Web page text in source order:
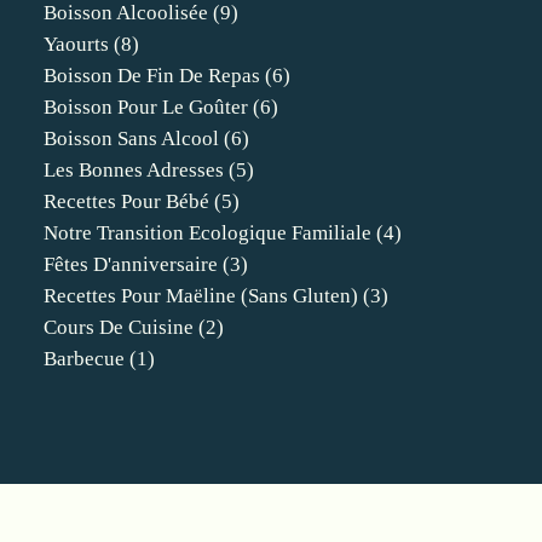
Boisson Alcoolisée (9)
Yaourts (8)
Boisson De Fin De Repas (6)
Boisson Pour Le Goûter (6)
Boisson Sans Alcool (6)
Les Bonnes Adresses (5)
Recettes Pour Bébé (5)
Notre Transition Ecologique Familiale (4)
Fêtes D'anniversaire (3)
Recettes Pour Maëline (sans Gluten) (3)
Cours De Cuisine (2)
Barbecue (1)